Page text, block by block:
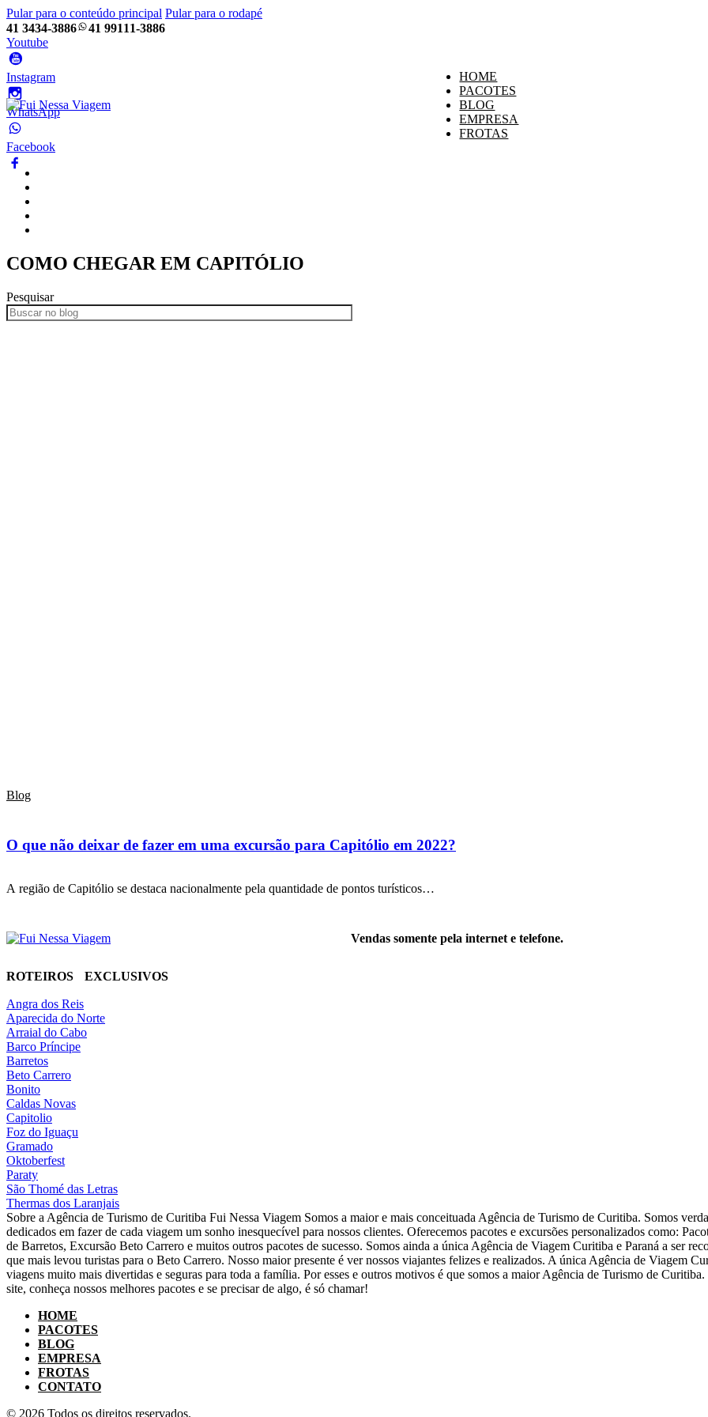
Pular para o conteúdo principal Pular para o rodapé
41 3434-3886
41 99111-3886
Youtube
Instagram
WhatsApp
Facebook
HOME
PACOTES
BLOG
EMPRESA
FROTAS
COMO CHEGAR EM CAPITÓLIO
Pesquisar
Blog
O que não deixar de fazer em uma excursão para Capitólio em 2022?
A região de Capitólio se destaca nacionalmente pela quantidade de pontos turísticos…
Vendas somente pela internet e telefone.
ROTEIROS EXCLUSIVOS
Angra dos Reis
Aparecida do Norte
Arraial do Cabo
Barco Príncipe
Barretos
Beto Carrero
Bonito
Caldas Novas
Capitolio
Foz do Iguaçu
Gramado
Oktoberfest
Paraty
São Thomé das Letras
Thermas dos Laranjais
Sobre a Agência de Turismo de Curitiba Fui Nessa Viagem Somos a maior e mais conceituada Agência de Turismo de Curitiba. Somos
dedicados em fazer de cada viagem um sonho inesquecível para nossos clientes. Oferecemos pacotes e excursões personalizados como:
de Barretos, Excursão Beto Carrero e muitos outros pacotes de sucesso. Somos ainda a única Agência de Viagem Curitiba e Paraná a ser
que mais levou turistas para o Beto Carrero. Nosso maior presente é ver nossos viajantes felizes e realizados. A única Agência de Viagem
viagens muito mais divertidas e seguras para toda a família. Por esses e outros motivos é que somos a maior Agência de Turismo de
site, conheça nossos melhores pacotes e se precisar de algo, é só chamar!
HOME
PACOTES
BLOG
EMPRESA
FROTAS
CONTATO
© 2026 Todos os direitos reservados.